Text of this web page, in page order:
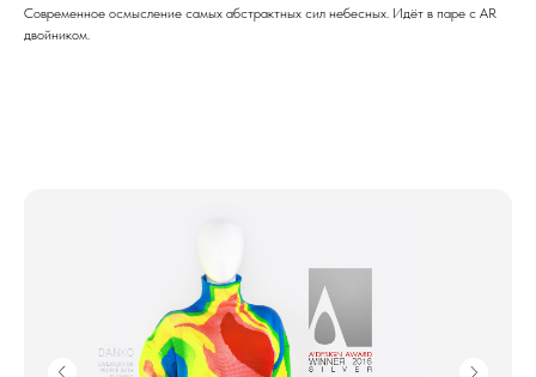
Современное осмысление самых абстрактных сил небесных. Идёт в паре с AR
двойником.